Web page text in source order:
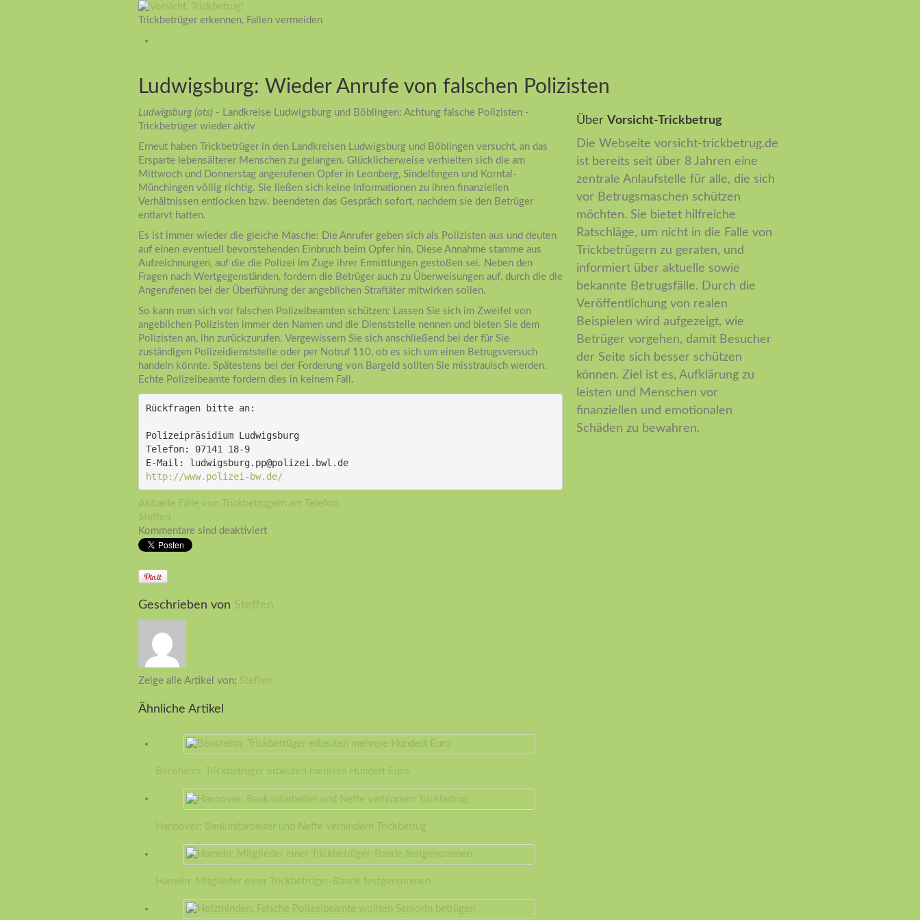
Trickbetrüger erkennen, Fallen vermeiden
Ludwigsburg: Wieder Anrufe von falschen Polizisten
Ludwigsburg (ots) - Landkreise Ludwigsburg und Böblingen: Achtung falsche Polizisten -
Trickbetrüger wieder aktiv
Erneut haben Trickbetrüger in den Landkreisen Ludwigsburg und Böblingen versucht, an das
Ersparte lebensälterer Menschen zu gelangen. Glücklicherweise verhielten sich die am
Mittwoch und Donnerstag angerufenen Opfer in Leonberg, Sindelfingen und Korntal-
Münchingen völlig richtig. Sie ließen sich keine Informationen zu ihren finanziellen
Verhältnissen entlocken bzw. beendeten das Gespräch sofort, nachdem sie den Betrüger
entlarvt hatten.
Es ist immer wieder die gleiche Masche: Die Anrufer geben sich als Polizisten aus und deuten
auf einen eventuell bevorstehenden Einbruch beim Opfer hin. Diese Annahme stamme aus
Aufzeichnungen, auf die die Polizei im Zuge ihrer Ermittlungen gestoßen sei. Neben den
Fragen nach Wertgegenständen, fordern die Betrüger auch zu Überweisungen auf, durch die die
Angerufenen bei der Überführung der angeblichen Straftäter mitwirken sollen.
So kann man sich vor falschen Polizeibeamten schützen: Lassen Sie sich im Zweifel von
angeblichen Polizisten immer den Namen und die Dienststelle nennen und bieten Sie dem
Polizisten an, ihn zurückzurufen. Vergewissern Sie sich anschließend bei der für Sie
zuständigen Polizeidienststelle oder per Notruf 110, ob es sich um einen Betrugsversuch
handeln könnte. Spätestens bei der Forderung von Bargeld sollten Sie misstrauisch werden.
Echte Polizeibeamte fordern dies in keinem Fall.
Rückfragen bitte an:
Polizeipräsidium Ludwigsburg
Telefon: 07141 18-9
E-Mail: ludwigsburg.pp@polizei.bwl.de
http://www.polizei-bw.de/
Aktuelle Fälle von Trickbetrügern am Telefon
Steffen
Kommentare sind deaktiviert
Geschrieben von Steffen
Zeige alle Artikel von: Steffen
Ähnliche Artikel
Bensheim: Trickbetrüger erbeuten mehrere Hundert Euro
Hannover: Bankmitarbeiter und Neffe verhindern Trickbetrug
Hameln: Mitglieder einer Trickbetrüger-Bande festgenommen
Über Vorsicht-Trickbetrug
Die Webseite vorsicht-trickbetrug.de
ist bereits seit über 8 Jahren eine
zentrale Anlaufstelle für alle, die sich
vor Betrugsmaschen schützen
möchten. Sie bietet hilfreiche
Ratschläge, um nicht in die Falle von
Trickbetrügern zu geraten, und
informiert über aktuelle sowie
bekannte Betrugsfälle. Durch die
Veröffentlichung von realen
Beispielen wird aufgezeigt, wie
Betrüger vorgehen, damit Besucher
der Seite sich besser schützen
können. Ziel ist es, Aufklärung zu
leisten und Menschen vor
finanziellen und emotionalen
Schäden zu bewahren.